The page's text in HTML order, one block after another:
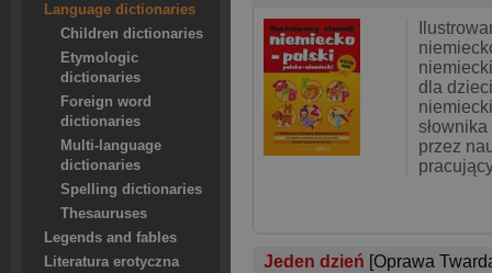
Language dictionaries
Children dictionaries
Etymologic
dictionaries
Foreign word
dictionaries
Multi-language
dictionaries
Spelling dictionaries
Thesauruses
Legends and fables
Literatura erotyczna
dla
przez
Jeden dzień [Oprawa